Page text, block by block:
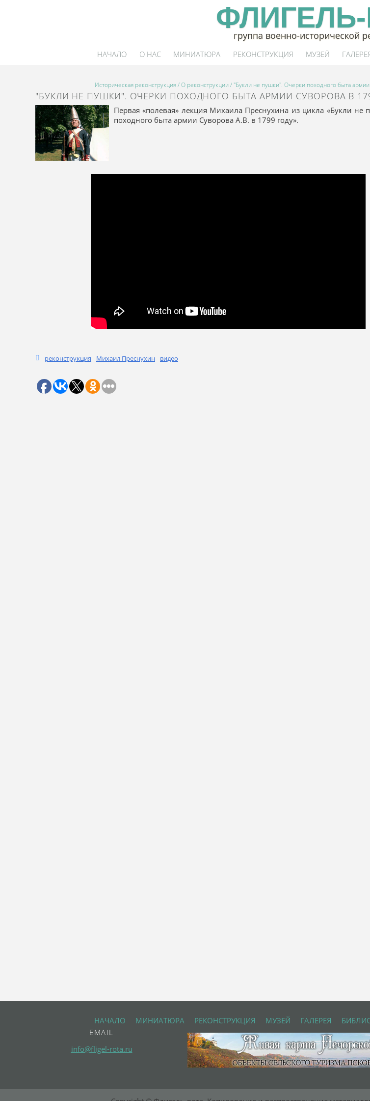
группа военно-исторической
НАЧАЛО О НАС МИНИАТЮРА РЕКОНСТРУКЦИЯ МУЗЕЙ
Историческая реконструкция/О реконструкции/ "Букли не пушки". Очерки походного быта
"БУКЛИ НЕ ПУШКИ". ОЧЕРКИ ПОХОДНОГО БЫТА АРМИИ СУВОРОВА В
Первая «полевая» лекция Михаила Преснухина из цикла «Букли не
походного быта армии Суворова А.В. в 1799 году».
реконструкция Михаил Преснухин видео
НАЧАЛО МИНИАТЮРА РЕКОНСТРУКЦИЯ МУЗЕЙ ГАЛЕРЕЯ
EMAIL
info@fligel-rota.ru